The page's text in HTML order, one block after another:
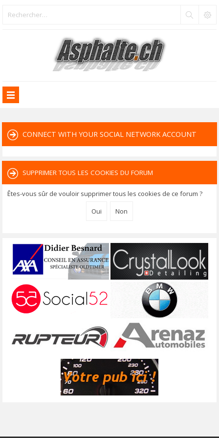
CONNECT WITH YOUR SOCIAL NETWORK ACCOUNT
SUPPRIMER TOUS LES COOKIES DU FORUM
Êtes-vous sûr de vouloir supprimer tous les cookies de ce forum ?